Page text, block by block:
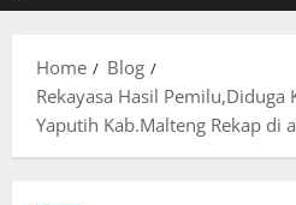
Home
Blog
Rekayasa Hasil Pemilu,Diduga
Yaputih Kab.Malteng Rekap di